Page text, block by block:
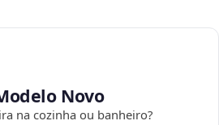
Novo
na cozinha ou banheiro?